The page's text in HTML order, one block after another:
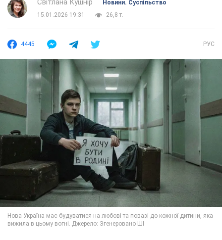
Світлана Кушнір
Новини. Суспільство
15.01.2026 19:31
26,8 т.
4445 РУС